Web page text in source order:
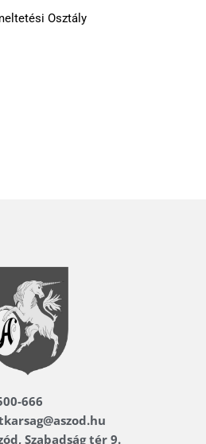
Osztály
666
Szabadság tér 9.